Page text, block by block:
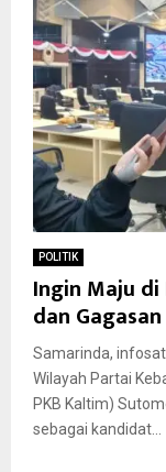
POLITIK
Ingin Maju
dan
Samarinda,
Wilayah Partai
PKB Kaltim)
sebagai kandidat...